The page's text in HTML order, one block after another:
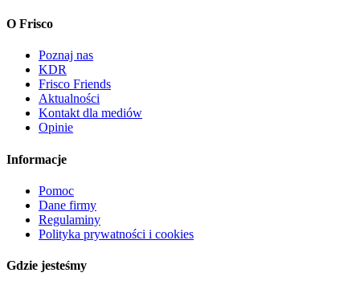
O Frisco
Poznaj nas
KDR
Frisco Friends
Aktualności
Kontakt dla mediów
Opinie
Informacje
Pomoc
Dane firmy
Regulaminy
Polityka prywatności i cookies
Gdzie jesteśmy